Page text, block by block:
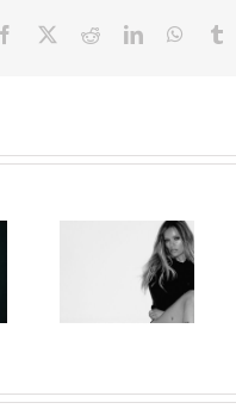
Facebook RedditLinkedIn
objavila singl
„Matadora“ i
najavila novi
album „No Me